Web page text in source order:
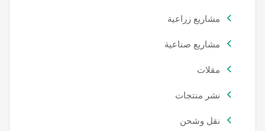
مشاريع زراعية
مشاريع صناعية
مقلات
نشر منتجات
نقل وشحن